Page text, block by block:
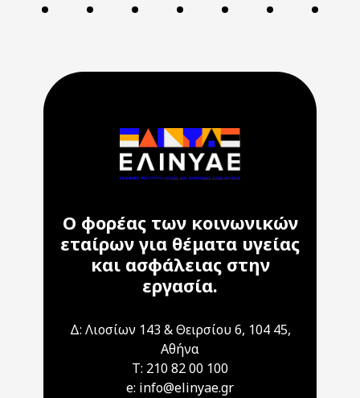
Ο φορέας των κοινωνικών
εταίρων για θέματα υγείας
και ασφάλειας στην
εργασία.
Δ: Λιοσίων 143 & Θειρσίου 6, 104 45,
Αθήνα
T: 210 82 00 100
e: info@elinyae.gr